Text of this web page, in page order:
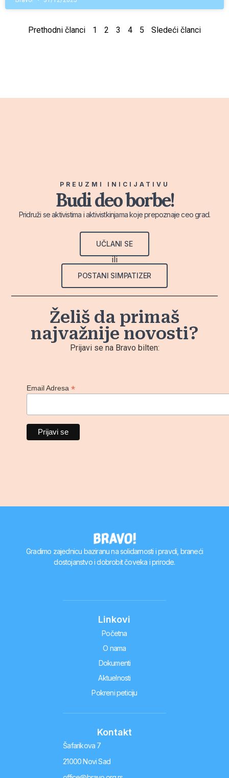
Prethodni članci 1 2 3 4 5 Sledeći članci
PREUZMI INICIJATIVU
Budi deo borbe!
Pridruži se aktivistima i aktivistkinjama koje prepoznaje ceo grad.
UČLANI SE
ili
POSTANI SIMPATIZER
Želiš da primaš
najvažnije novosti?
Prijavi se na Bravo bilten:
Email Adresa*
Gradimo zajednicu baziranu na solidarnosti i pravdi, braneći
dostojanstvo i dobrobit čoveka i prirode.
Linkovi
Početna
O nama
Dokumenti
Aktuelnosti
Pokreni peticiju
Kontakt
Šafarikova 7
21000 Novi Sad